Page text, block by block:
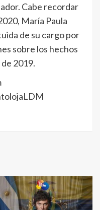
Cabe recordar
María Paula
de su cargo por
sobre los hechos
2019.